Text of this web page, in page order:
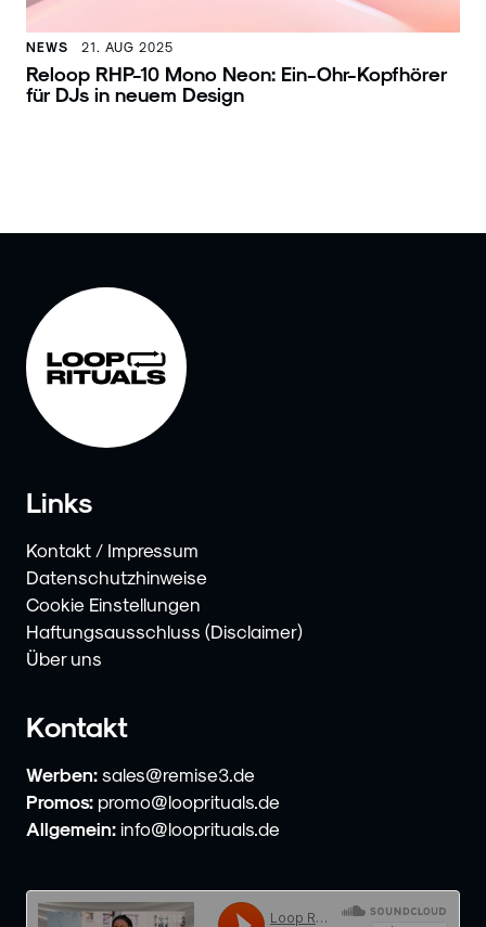
NEWS 21. AUG 2025
Reloop RHP-10 Mono Neon: Ein-Ohr-Kopfhörer
für DJs in neuem Design
Links
Kontakt / Impressum
Datenschutzhinweise
Cookie Einstellungen
Haftungsausschluss (Disclaimer)
Über uns
Kontakt
Werben: sales@remise3.de
Promos: promo@looprituals.de
Allgemein: info@looprituals.de